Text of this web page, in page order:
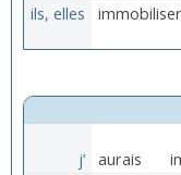
ils, elles
j’ aurais